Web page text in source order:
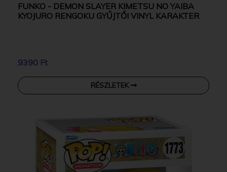
FUNKO - DEMON SLAYER KIMETSU NO YAIBA
KYOJURO RENGOKU GYŰJTŐI VINYL KARAKTER
9390 Ft
RÉSZLETEK